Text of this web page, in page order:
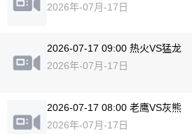
2026年-07月-17日
2026-07-17 09:00 热火VS猛龙
2026年-07月-17日
2026-07-17 08:00 老鹰VS灰熊
2026年-07月-17日